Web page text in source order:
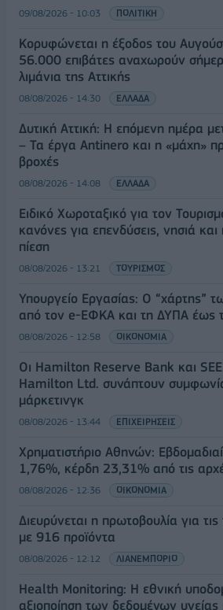
09/08/2026 - 10:03 ΠΟΛΙΤΙΚΗ
Κορυφώνεται η έξοδος του
56.000 επιβάτες αναχωρούν
λιμάνια της Αττικής
08/08/2026 - 14:30 ΕΛΛΑΔΑ
Δυτική Αττική: Η επόμενη ημέρα
– Τα έργα Antinero και η «μάχη»
βροχές
08/08/2026 - 14:08 ΕΛΛΑΔΑ
Ειδικό Χωροταξικό για τον
κανόνες για επενδύσεις, νησιά
πίεση
08/08/2026 - 13:21 ΤΟΥΡΙΣΜΟΣ
Υπουργείο Εργασίας: Ο “χάρτης”
από τον e-ΕΦΚΑ και τη ΔΥΠΑ έως
08/08/2026 - 12:58 ΟΙΚΟΝΟΜΙΑ
Οι Hamilton Reserve Bank και
Hamilton Ltd. συνάπτουν
μάρκετινγκ
08/08/2026 - 13:44 ΕΠΙΧΕΙΡΗΣΕΙΣ
Χρηματιστήριο Αθηνών:
1,76%, κέρδη 23,31% από τις
08/08/2026 - 12:36 ΟΙΚΟΝΟΜΙΑ
Διευρύνεται η πρωτοβουλία για τις
με 916 προϊόντα
08/08/2026 - 12:12 ΛΙΑΝΕΜΠΟΡΙΟ
Health Monitoring: Η εθνική
αξιοποίηση των δεδομένων